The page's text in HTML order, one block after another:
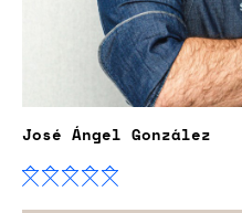
José Ángel González